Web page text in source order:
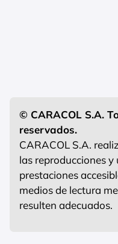
© CARACOL S.A.
reservados.
CARACOL S.A.
las reproducciones
prestaciones
medios de lectura
resulten adecuados.